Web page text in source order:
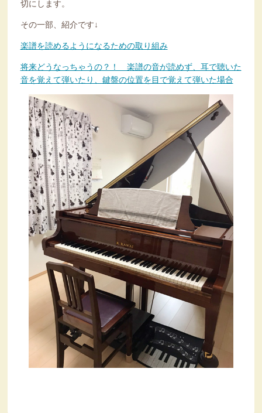
切にします。
その一部、紹介です↓
楽譜を読めるようになるための取り組み
将来どうなっちゃうの？！ 楽譜の音が読めず、耳で聴いた
音を覚えて弾いたり、鍵盤の位置を目で覚えて弾いた場合